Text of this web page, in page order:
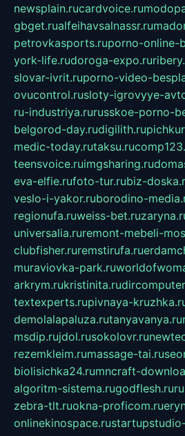
newsplain.rucardvoice.ru
gbget.rualfeihavsalnassr.ru
petrovkasports.ruporno-online-
york-life.rudoroga-expo.ru
slovar-ivrit.ruporno-video-
ovucontrol.rusloty-igrovyye-
ru-industriya.rurusskoe-porno-
belgorod-day.rudigilith.ru
medic-today.rutaksu.ru
teensvoice.ruimgsharing.ru
eva-elfie.rufoto-tur.rubiz-
veslo-i-yakor.ruborodino-
regionufa.ruweiss-bet.ru
universalia.ruremont-mebeli-
clubfisher.ruremstirufa.ru
muraviovka-park.ru
arkrym.rukristinita.ru
textexperts.rupivnaya-
demolalapaluza.rutanyavanya.ru
msdip.rujdol.rusokolovr.ru
rezemkleim.rumassage-tai.ru
biolisichka24.rumncraft-
algoritm-sistema.rugodflesh.ru
zebra-tlt.ruokna-proficom.ru
onlinekinospace.ru